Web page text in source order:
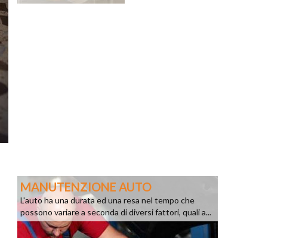
MANUTENZIONE AUTO
L'auto ha una durata ed una resa nel tempo che
possono variare a seconda di diversi fattori, quali a...